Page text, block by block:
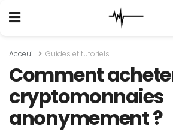
Acceuil Guides et tutoriels
Comment
cryptomonnaies
anonymement ?